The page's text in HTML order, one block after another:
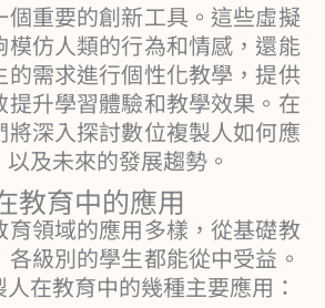
個重要的創新工具。這些虛擬
模仿人類的行為和情感，還能
的需求進行個性化教學，提供
提升學習體驗和教學效果。在
將深入探討數位複製人如何應
及未來的發展趨勢。
教育中的應用
育領域的應用多樣，從基礎教
級別的學生都能從中受益。
在教育中的幾種主要應用：